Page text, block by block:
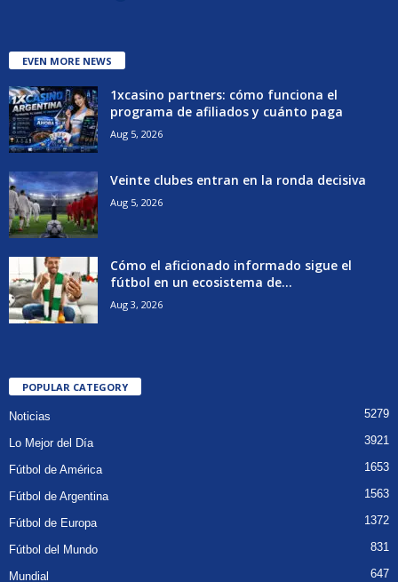
EVEN MORE NEWS
1xcasino partners: cómo funciona el
programa de afiliados y cuánto paga
Aug 5, 2026
Veinte clubes entran en la ronda decisiva
Aug 5, 2026
Cómo el aficionado informado sigue el
fútbol en un ecosistema de...
Aug 3, 2026
POPULAR CATEGORY
Noticias 5279
Lo Mejor del Día 3921
Fútbol de América 1653
Fútbol de Argentina 1563
Fútbol de Europa 1372
Fútbol del Mundo 831
Mundial 647